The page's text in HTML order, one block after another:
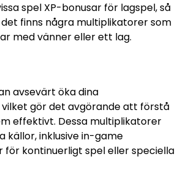
spel XP-bonusar för lagspel, så
finns några multiplikatorer som
med vänner eller ett lag.
avsevärt öka dina
gör det avgörande att förstå
effektivt. Dessa multiplikatorer
källor, inklusive in-game
för kontinuerligt spel eller speciella